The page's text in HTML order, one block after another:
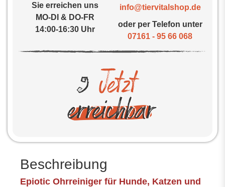
Sie erreichen uns
MO-DI & DO-FR
14:00-16:30 Uhr
info@tiervitalshop.de
oder per Telefon unter
07161 - 95 66 068
Beschreibung
Epiotic Ohrreiniger für Hunde, Katzen und